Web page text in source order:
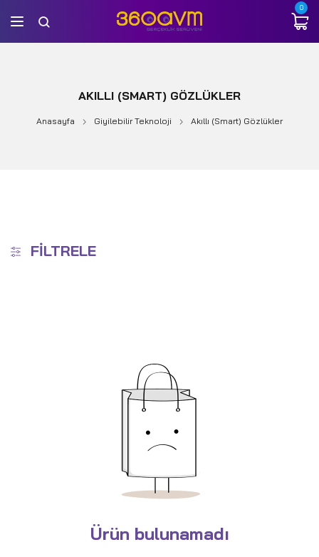
0
AKILLI (SMART) GÖZLÜKLER
Anasayfa Giyilebilir Teknoloji Akıllı (Smart) Gözlükler
FILTRELE
Ürün bulunamadı